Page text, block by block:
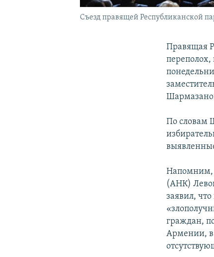
Съезд правящей Республиканской
Правящая
переполох,
По словам
Напомним,
(АНК)
заявил,
граждан,
Армении, в